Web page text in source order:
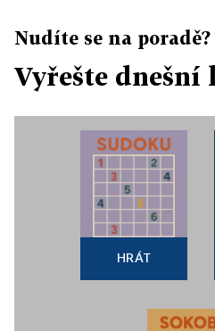
Nudíte se na poradě?
Vyřešte dnešní
HRÁT